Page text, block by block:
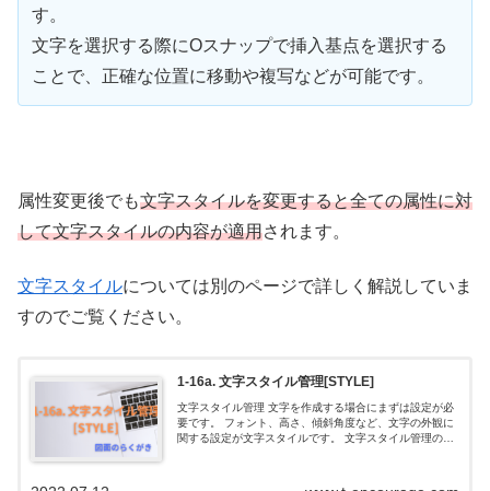
す。
文字を選択する際にOスナップで挿入基点を選択する
ことで、正確な位置に移動や複写などが可能です。
属性変更後でも文字スタイルを変更すると全ての属性に対
して文字スタイルの内容が適用されます。
文字スタイルについては別のページで詳しく解説していま
すのでご覧ください。
1-16a. 文字スタイル管理[STYLE]
文字スタイル管理 文字を作成する場合にまずは設定が必
要です。 フォント、高さ、傾斜角度など、文字の外観に
関する設定が文字スタイルです。 文字スタイル管理のダ